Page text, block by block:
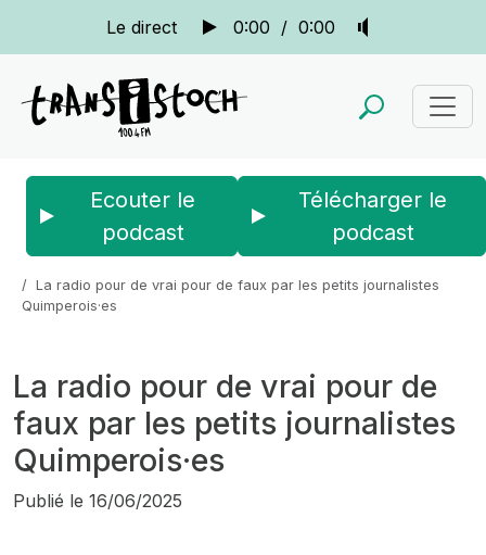
Le direct 0:00 / 0:00
Ecouter le
podcast
Télécharger le
podcast
La radio pour de vrai pour de faux par les petits journalistes
Quimperois·es
La radio pour de vrai pour de
faux par les petits journalistes
Quimperois·es
Publié le 16/06/2025